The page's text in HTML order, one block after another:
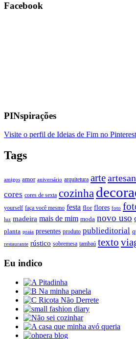
Facebook
PINspirações
Visite o perfil de Ideias de Fim no
Tags
amigos amor aniversário arquitetura arte
cores cores de sexta cozinha
yourself faça você mesmo festa flor flores foto
luz madeira mais de mim moda novo uso
planta praia presentes produto publieditorial
restaurante rústico sobremesa tambaú texto
Eu indico